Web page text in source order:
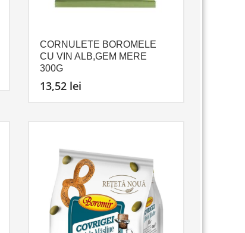
CORNULETE BOROMELE
CU VIN ALB,GEM MERE
300G
13,52 lei